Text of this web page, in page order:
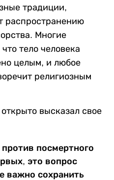
традиции,
распространению
Многие
тело человека
целым, и любое
религиозным
высказал свое
против посмертного
это вопрос
важно сохранить